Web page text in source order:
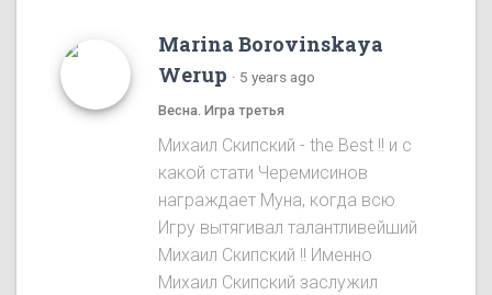
Marina Borovinskaya
Werup · 5 years ago
Весна. Игра третья
Михаил Скипский - the Best !! и с
какой стати Черемисинов
награждает Муна, когда всю
Игру вытягивал талантливейший
Михаил Скипский !! Именно
Михаил Скипский заслужил